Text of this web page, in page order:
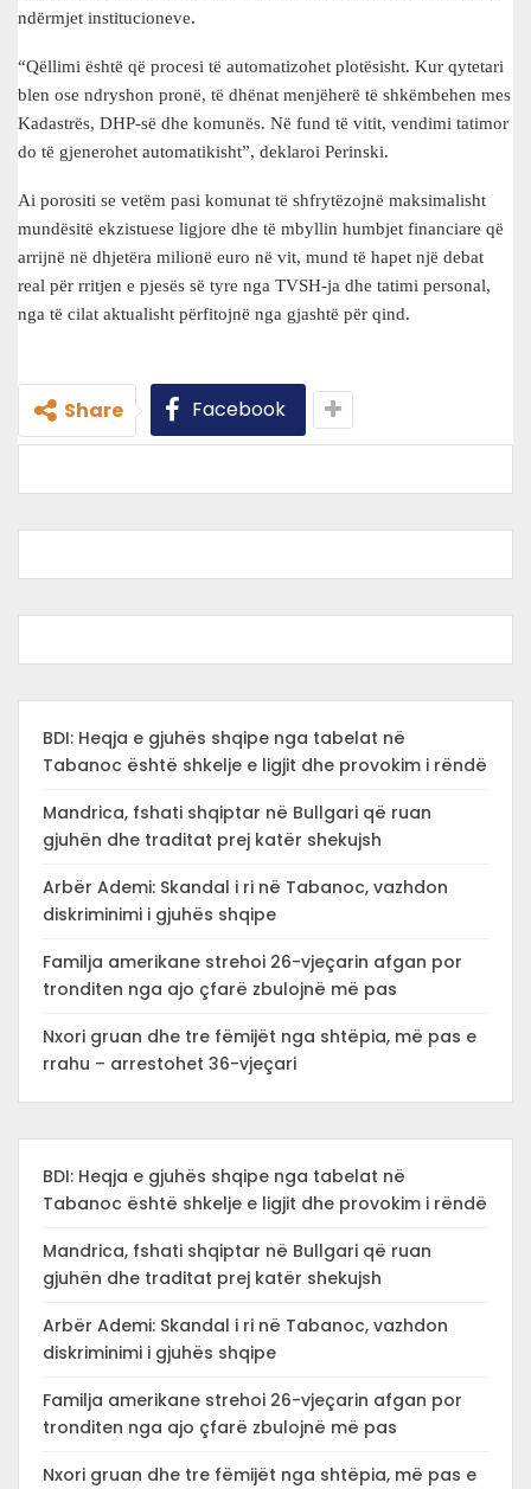
ndërmjet institucioneve.
“Qëllimi është që procesi të automatizohet plotësisht. Kur qytetari
blen ose ndryshon pronë, të dhënat menjëherë të shkëmbehen mes
Kadastrës, DHP-së dhe komunës. Në fund të vitit, vendimi tatimor
do të gjenerohet automatikisht”, deklaroi Perinski.
Ai porositi se vetëm pasi komunat të shfrytëzojnë maksimalisht
mundësitë ekzistuese ligjore dhe të mbyllin humbjet financiare që
arrijnë në dhjetëra milionë euro në vit, mund të hapet një debat
real për rritjen e pjesës së tyre nga TVSH-ja dhe tatimi personal,
nga të cilat aktualisht përfitojnë nga gjashtë për qind.
Share Facebook
BDI: Heqja e gjuhës shqipe nga tabelat në
Tabanoc është shkelje e ligjit dhe provokim i rëndë
Mandrica, fshati shqiptar në Bullgari që ruan
gjuhën dhe traditat prej katër shekujsh
Arbër Ademi: Skandal i ri në Tabanoc, vazhdon
diskriminimi i gjuhës shqipe
Familja amerikane strehoi 26-vjeçarin afgan por
tronditen nga ajo çfarë zbulojnë më pas
Nxori gruan dhe tre fëmijët nga shtëpia, më pas e
rrahu – arrestohet 36-vjeçari
BDI: Heqja e gjuhës shqipe nga tabelat në
Tabanoc është shkelje e ligjit dhe provokim i rëndë
Mandrica, fshati shqiptar në Bullgari që ruan
gjuhën dhe traditat prej katër shekujsh
Arbër Ademi: Skandal i ri në Tabanoc, vazhdon
diskriminimi i gjuhës shqipe
Familja amerikane strehoi 26-vjeçarin afgan por
tronditen nga ajo çfarë zbulojnë më pas
Nxori gruan dhe tre fëmijët nga shtëpia, më pas e